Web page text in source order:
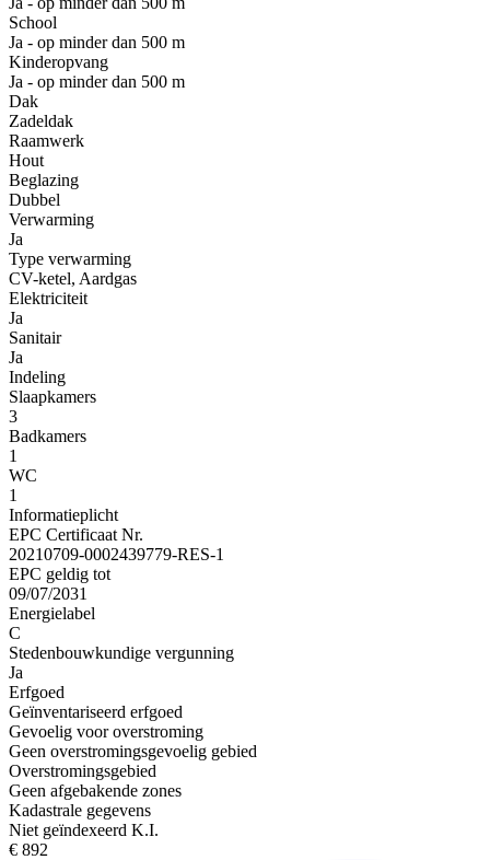
School
Ja - op minder dan 500 m
Kinderopvang
Ja - op minder dan 500 m
Dak
Zadeldak
Raamwerk
Hout
Beglazing
Dubbel
Verwarming
Ja
Type verwarming
CV-ketel, Aardgas
Elektriciteit
Ja
Sanitair
Ja
Indeling
Slaapkamers
3
Badkamers
1
WC
1
Informatieplicht
EPC Certificaat Nr.
20210709-0002439779-RES-1
EPC geldig tot
09/07/2031
Energielabel
C
Stedenbouwkundige vergunning
Ja
Erfgoed
Geïnventariseerd erfgoed
Gevoelig voor overstroming
Geen overstromingsgevoelig gebied
Overstromingsgebied
Geen afgebakende zones
Kadastrale gegevens
Niet geïndexeerd K.I.
€ 892